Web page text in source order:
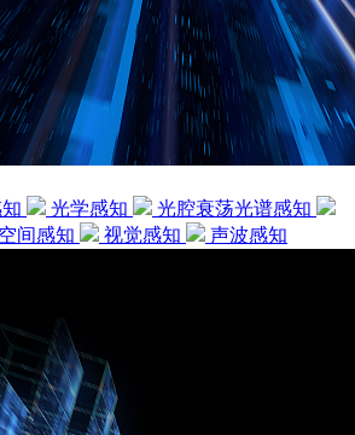
光学感知
光腔衰荡光谱感知
间感知
视觉感知 声波感知